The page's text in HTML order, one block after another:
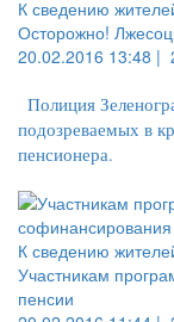
К сведению
Осторожно!
20.02.2016 13:48 |
Полиция
подозреваемых в
пенсионера.
К сведению
Участникам
пенсии